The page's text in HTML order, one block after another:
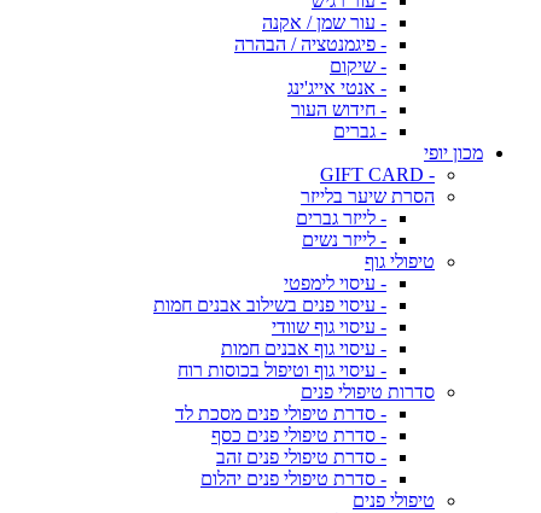
- עור שמן / אקנה
- פיגמנטציה / הבהרה
- שיקום
- אנטי אייג'ינג
- חידוש העור
- גברים
מכון יופי
- GIFT CARD
הסרת שיער בלייזר
- לייזר גברים
- לייזר נשים
טיפולי גוף
- עיסוי לימפטי
- עיסוי פנים בשילוב אבנים חמות
- עיסוי גוף שוודי
- עיסוי גוף אבנים חמות
- עיסוי גוף וטיפול בכוסות רוח
סדרות טיפולי פנים
- סדרת טיפולי פנים מסכת לד
- סדרת טיפולי פנים כסף
- סדרת טיפולי פנים זהב
- סדרת טיפולי פנים יהלום
טיפולי פנים